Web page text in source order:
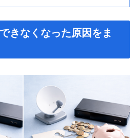
きなくなった原因をま